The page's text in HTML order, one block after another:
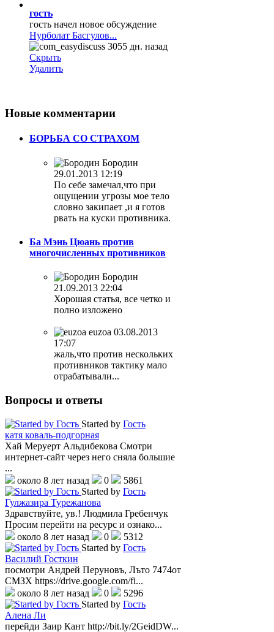
гость
гость начел новое обсуждение
Нурболат Басгулов...
3055 дн. назад
Скрыть
Удалить
Новые комментарии
БОРЬБА СО СТРАХОМ
Бородин
29.01.2013 12:19
По себе замечал,что при
ощущении угрозы мое тело
словно закипает ,и я готов
рвать на куски противника.
Ба Мэнь Цюань против
многочисленных противников
Бородин
21.09.2013 22:04
Хорошая статья, все четко и
полно изложено
euzoa 03.08.2013
17:07
жаль,что против нескольких
противников тактику мало
отрабатывали...
Вопросы и ответы
Started by Гость
катя коваль-подгорная
Хай Меруерт Альдибекова Смотри
интернет-сайт через него сняла большие
...
около 8 лет назад
0
5861
Started by Гость
Гулжазира Турежанова
Здравствуйте, ув.! Людмила Гребенчук
Просим перейти на ресурс и ознако...
около 8 лет назад
0
5312
Started by Гость
Василий Госткин
посмотри Андрей Перуновъ, Лъто 7474от
СМЗХ https://drive.google.com/fi...
около 8 лет назад
0
5296
Started by Гость
Алена Ли
перейди Заир Кант http://bit.ly/2GeidDW...